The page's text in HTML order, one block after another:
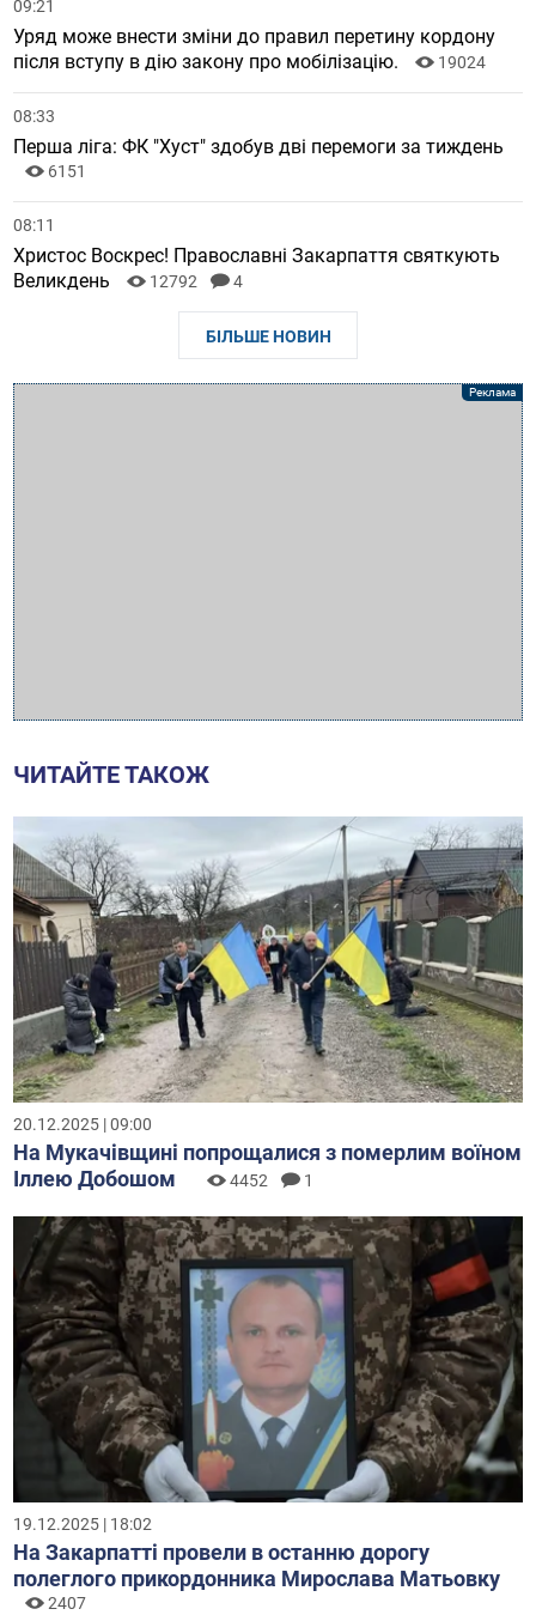
09:21
Уряд може внести зміни до правил перетину кордону
після вступу в дію закону про мобілізацію.
19024
08:33
Перша ліга: ФК "Хуст" здобув дві перемоги за тиждень
6151
08:11
Христос Воскрес! Православні Закарпаття святкують
Великдень
12792 4
БІЛЬШЕ НОВИН
ЧИТАЙТЕ ТАКОЖ
20.12.2025 | 09:00
На Мукачівщині попрощалися з померлим воїном
Іллею Добошом
4452 1
19.12.2025 | 18:02
На Закарпатті провели в останню дорогу
полеглого прикордонника Мирослава Матьовку
2407